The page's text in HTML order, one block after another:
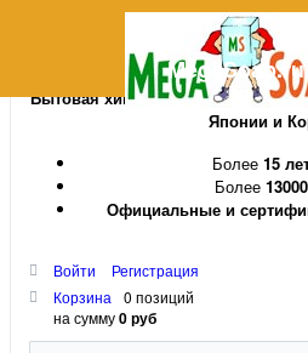
MegaSoap.ru
Бытовая химия и косметика
Японии и
Более 15
Более
Официальные и
Войти
Регистрация
Корзина
0 позиций
на сумму0 руб